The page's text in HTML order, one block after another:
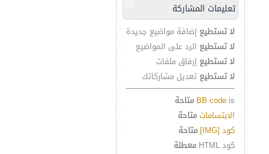
تعليمات المشاركة
لا تستطيع إضافة مواضيع جديدة
لا تستطيع الرد على المواضيع
لا تستطيع إرفاق ملفات
لا تستطيع تعديل مشاركاتك
BB code is
متاحة
الابتساماتمتاحة
كود [IMG]
متاحة
كود HTML
معطلة